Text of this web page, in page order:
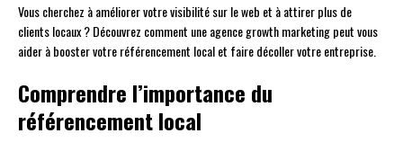
Vous cherchez à améliorer votre visibilité sur le web et à attirer plus de
clients locaux ? Découvrez comment une agence growth marketing peut vous
aider à booster votre référencement local et faire décoller votre entreprise.
Comprendre l’importance du
référencement local